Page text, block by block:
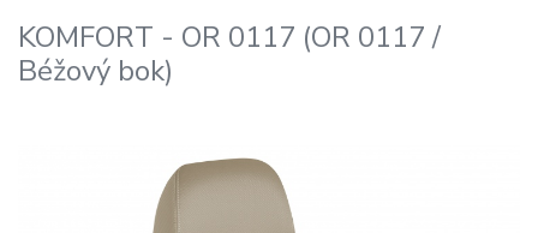
KOMFORT - OR 0117 (OR 0117 /
Béžový bok)